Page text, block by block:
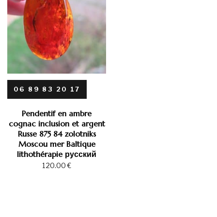
06 89 83 20 17
Pendentif en ambre
cognac inclusion et argent
Russe 875 84 zolotniks
Moscou mer Baltique
lithothérapie русский
120.00€